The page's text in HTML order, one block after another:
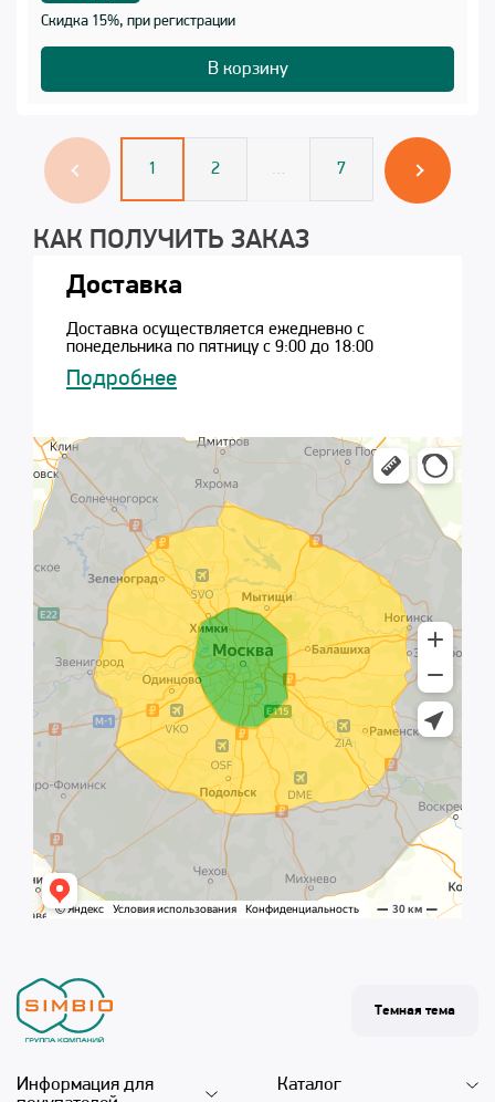
Скидка 15%, при регистрации
В корзину
1 2 … 7
КАК ПОЛУЧИТЬ ЗАКАЗ
Доставка
Доставка осуществляется ежедневно с
понедельника по пятницу с 9:00 до 18:00
Подробнее
Темная тема
Информация для
Каталог